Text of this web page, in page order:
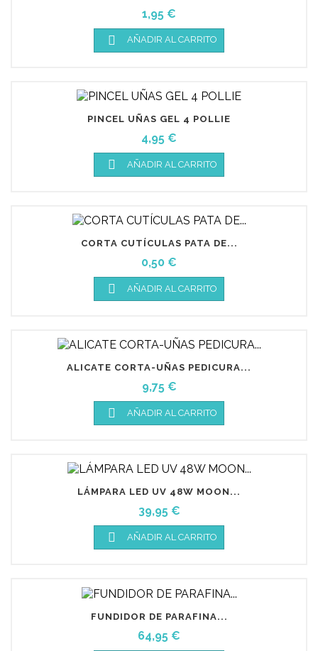
Precio
1,95 €
 AÑADIR AL CARRITO
PINCEL UÑAS GEL 4 POLLIE
Precio
4,95 €
 AÑADIR AL CARRITO
CORTA CUTÍCULAS PATA DE...
Precio
0,50 €
 AÑADIR AL CARRITO
ALICATE CORTA-UÑAS PEDICURA...
Precio
9,75 €
 AÑADIR AL CARRITO
LÁMPARA LED UV 48W MOON...
Precio
39,95 €
 AÑADIR AL CARRITO
FUNDIDOR DE PARAFINA...
Precio
64,95 €